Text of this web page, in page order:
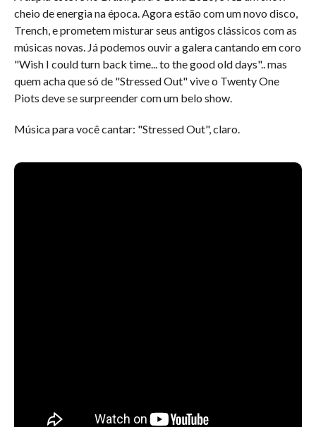
cheio de energia na época. Agora estão com um novo disco,
Trench, e prometem misturar seus antigos clássicos com as
músicas novas. Já podemos ouvir a galera cantando em coro
"Wish I could turn back time... to the good old days".. mas
quem acha que só de "Stressed Out" vive o Twenty One
Piots deve se surpreender com um belo show.
Música para você cantar: "Stressed Out", claro.